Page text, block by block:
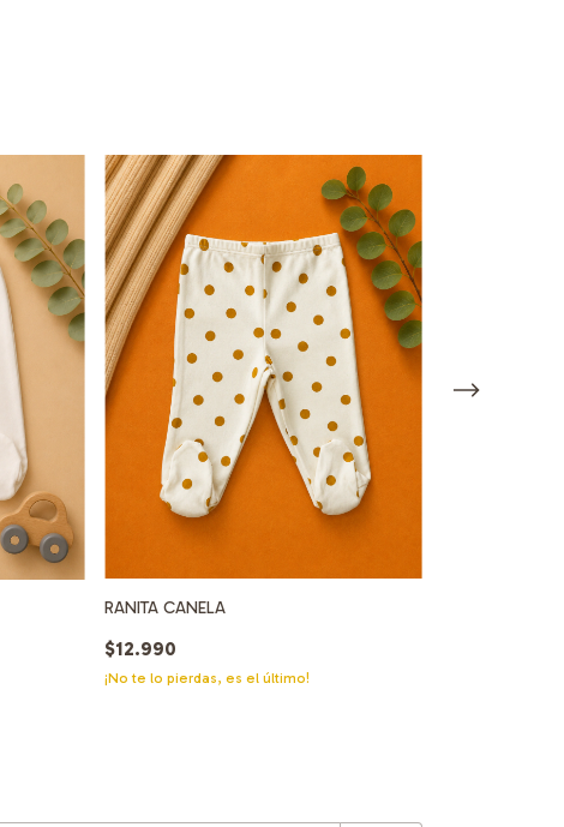
RANITA CANELA
$12.990
¡No te lo pierdas, es el último!